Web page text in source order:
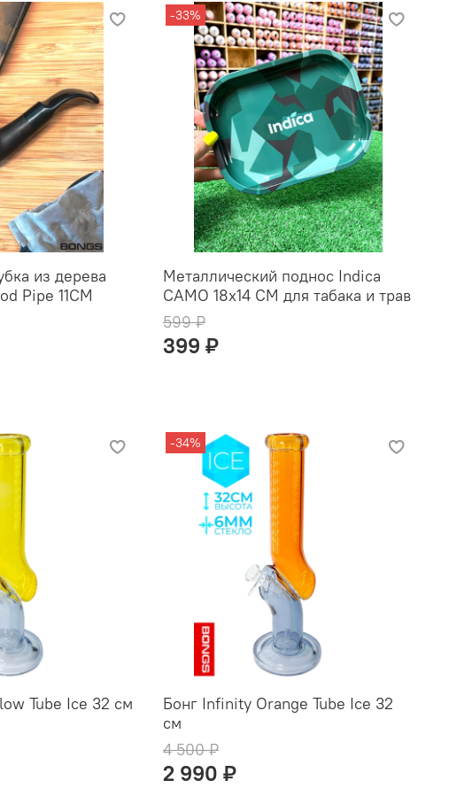
из дерева
Pipe 11СМ
-33%
Металлический поднос Indica
CAMO 18x14 СМ для табака и трав
599 ₽
399 ₽
Tube Ice 32 см
-34%
Бонг Infinity Orange Tube Ice 32
см
4 500 ₽
2 990 ₽